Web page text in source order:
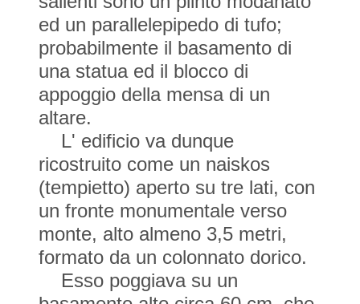
ed un parallelepipedo di tufo;
probabilmente il basamento di
una statua ed il blocco di
appoggio della mensa di un
altare.
L' edificio va dunque
ricostruito come un naiskos
(tempietto) aperto su tre lati, con
un fronte monumentale verso
monte, alto almeno 3,5 metri,
formato da un colonnato dorico.
Esso poggiava su un